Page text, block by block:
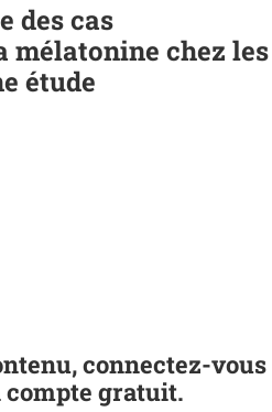
des cas
chez les
étude
connectez-vous
compte gratuit.